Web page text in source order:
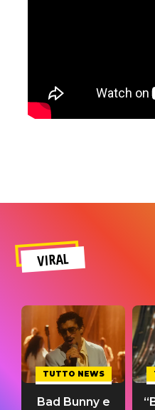
VIRAL
TUTTO NEWS
Bad Bunny e